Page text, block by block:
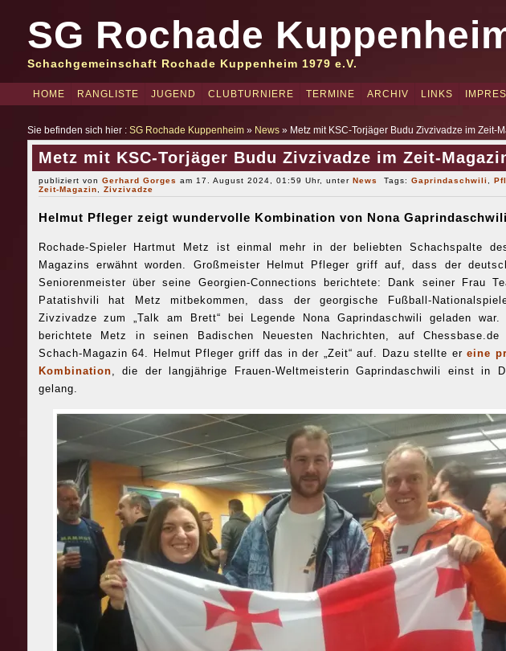
SG Rochade
Schachgemeinschaft Rochade Kuppenheim 1979 e.V.
HOME RANGLISTE JUGEND CLUBTURNIERE TERMINE ARCHIV LINKS
Sie befinden sich hier : SG Rochade Kuppenheim» News» Metz mit KSC-Torjäger Budu Zivzivadze im Zeit-
Metz mit KSC-Torjäger Budu Zivzivadze im Zeit-
publiziert von Gerhard Gorges am 17. August 2024, 01:59 Uhr, unter News Tags: Gaprindaschwili
Zeit-Magazin
Zivzivadze
Helmut Pfleger zeigt wundervolle Kombination von Nona Gaprindaschwili
Rochade-Spieler Hartmut Metz ist einmal mehr in der beliebten Schachspalte
Magazins erwähnt worden. Großmeister Helmut Pfleger griff auf, dass der
Seniorenmeister über seine Georgien-Connections berichtete: Dank seiner Frau
Patatishvili hat Metz mitbekommen, dass der georgische Fußball-
Zivzivadze zum „Talk am Brett“ bei Legende Nona Gaprindaschwili geladen war.
berichtete Metz in seinen Badischen Neuesten Nachrichten, auf
Schach-Magazin 64. Helmut Pfleger griff das in der „Zeit“ auf. Dazu stellte ereine
Kombination, die der langjährige Frauen-Weltmeisterin Gaprindaschwili einst in
gelang.